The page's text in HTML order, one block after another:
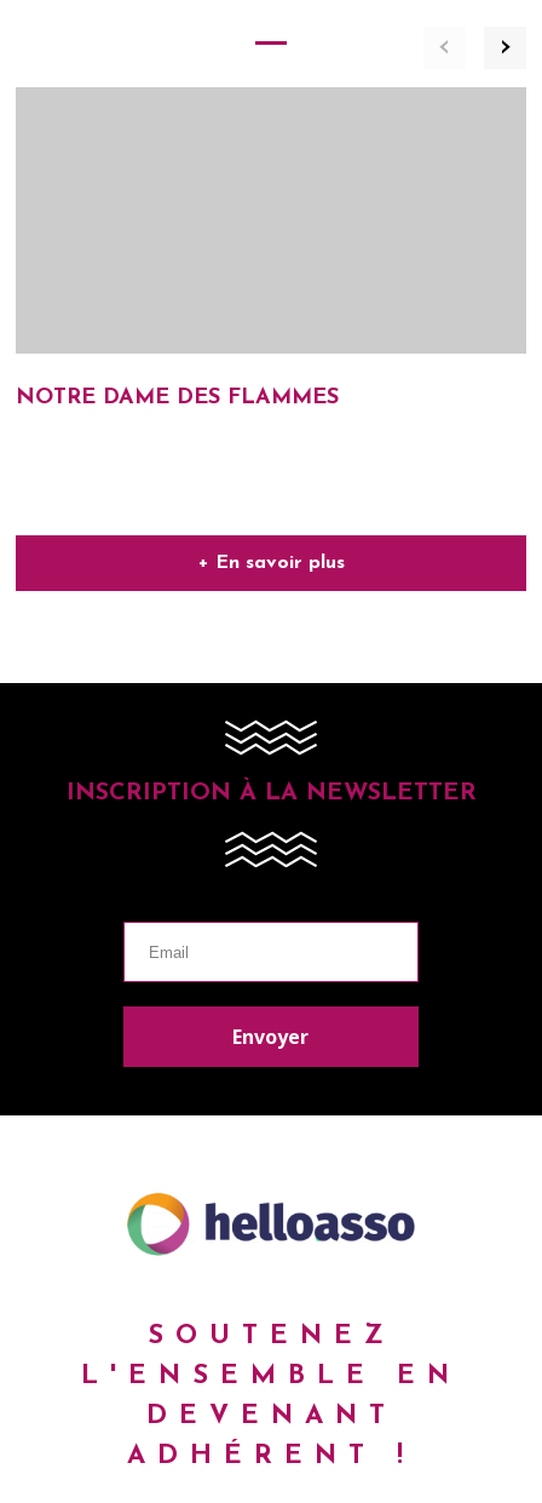
NOTRE DAME DES FLAMMES
+ En savoir plus
‹ ›
INSCRIPTION À LA NEWSLETTER
SOUTENEZ
L'ENSEMBLE EN
DEVENANT
ADHÉRENT !